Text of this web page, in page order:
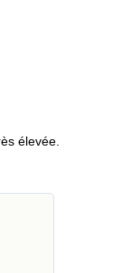
élevée.